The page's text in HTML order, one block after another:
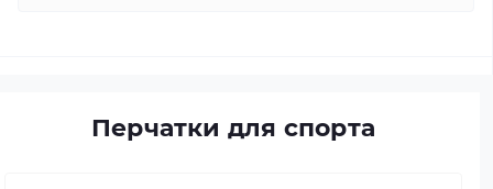
Перчатки для спорта